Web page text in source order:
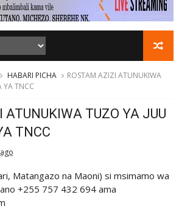
HABARI PICHA
ROSTAM AZIZI ATUNUKIWA
YA TNCC
TUZO YA JUU
TNCC
Matangazo na Maoni) si msimamo wa
+255 757 432 694 ama